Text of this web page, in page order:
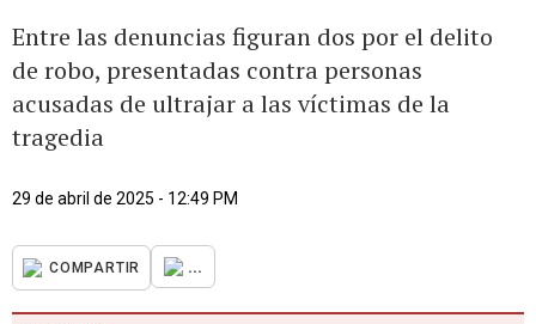
Entre las denuncias figuran dos por el delito
de robo, presentadas contra personas
acusadas de ultrajar a las víctimas de la
tragedia
29 de abril de 2025 - 12:49 PM
COMPARTIR ...